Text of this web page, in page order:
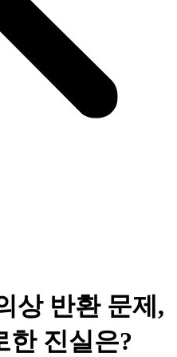
상 반환 문제,
한 진실은?